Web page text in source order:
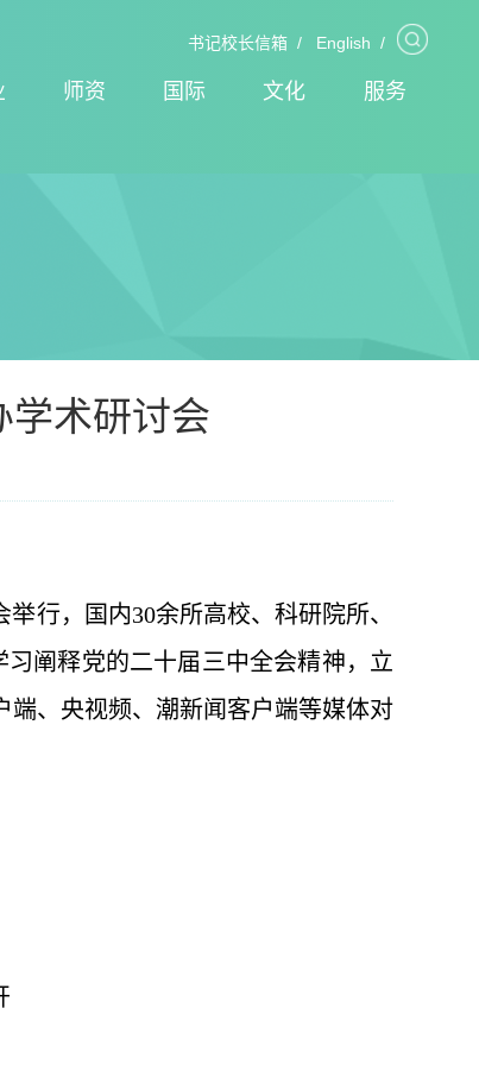
书记校长信箱 / English /
师资 国际 文化 服务
学术研讨会
行，
国内30余所高校、科研院所、
阐释党的二十届三中全会精神，立
端、央视频、潮新闻客户端等媒体对